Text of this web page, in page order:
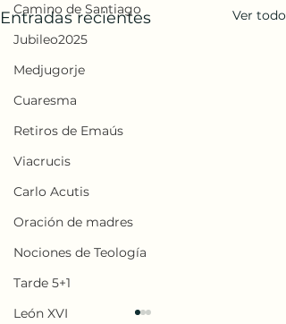
Camino de Santiago
Jubileo2025
Medjugorje
Cuaresma
Retiros de Emaús
Viacrucis
Carlo Acutis
Oración de madres
Nociones de Teología
Tarde 5+1
León XVI
Entradas recientes Ver todo